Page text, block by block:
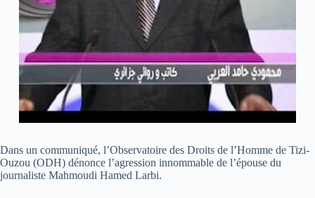
Dans un communiqué, l’Observatoire des Droits de l’Homme de Tizi-
Ouzou (ODH) dénonce l’agression innommable de l’épouse du
journaliste Mahmoudi Hamed Larbi.